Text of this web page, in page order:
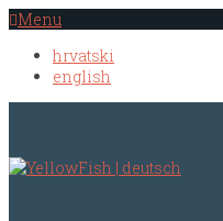
Menu
hrvatski
english